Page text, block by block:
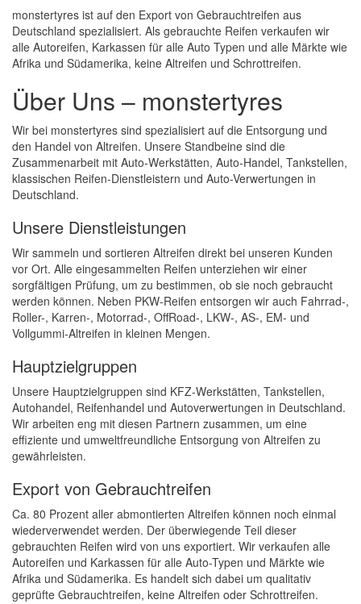
monstertyres ist auf den Export von Gebrauchtreifen aus
Deutschland spezialisiert. Als gebrauchte Reifen verkaufen wir
alle Autoreifen, Karkassen für alle Auto Typen und alle Märkte wie
Afrika und Südamerika, keine Altreifen und Schrottreifen.
Über Uns – monstertyres
Wir bei monstertyres sind spezialisiert auf die Entsorgung und
den Handel von Altreifen. Unsere Standbeine sind die
Zusammenarbeit mit Auto-Werkstätten, Auto-Handel, Tankstellen,
klassischen Reifen-Dienstleistern und Auto-Verwertungen in
Deutschland.
Unsere Dienstleistungen
Wir sammeln und sortieren Altreifen direkt bei unseren Kunden
vor Ort. Alle eingesammelten Reifen unterziehen wir einer
sorgfältigen Prüfung, um zu bestimmen, ob sie noch gebraucht
werden können. Neben PKW-Reifen entsorgen wir auch Fahrrad-,
Roller-, Karren-, Motorrad-, OffRoad-, LKW-, AS-, EM- und
Vollgummi-Altreifen in kleinen Mengen.
Hauptzielgruppen
Unsere Hauptzielgruppen sind KFZ-Werkstätten, Tankstellen,
Autohandel, Reifenhandel und Autoverwertungen in Deutschland.
Wir arbeiten eng mit diesen Partnern zusammen, um eine
effiziente und umweltfreundliche Entsorgung von Altreifen zu
gewährleisten.
Export von Gebrauchtreifen
Ca. 80 Prozent aller abmontierten Altreifen können noch einmal
wiederverwendet werden. Der überwiegende Teil dieser
gebrauchten Reifen wird von uns exportiert. Wir verkaufen alle
Autoreifen und Karkassen für alle Auto-Typen und Märkte wie
Afrika und Südamerika. Es handelt sich dabei um qualitativ
geprüfte Gebrauchtreifen, keine Altreifen oder Schrottreifen.